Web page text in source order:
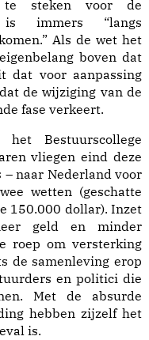
steken voor de
immers “langs
Als de wet het
boven dat
dat voor aanpassing
de wijziging van de
fase verkeert.
Bestuurscollege
vliegen eind deze
naar Nederland voor
wetten (geschatte
150.000 dollar). Inzet
geld en minder
roep om versterking
de samenleving erop
en politici die
Met de absurde
hebben zijzelf het
is.